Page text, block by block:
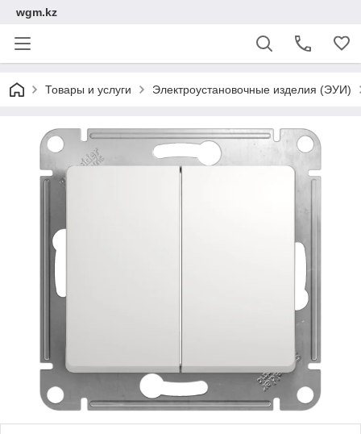
wgm.kz
Товары и услуги Электроустановочные изделия (ЭУИ)